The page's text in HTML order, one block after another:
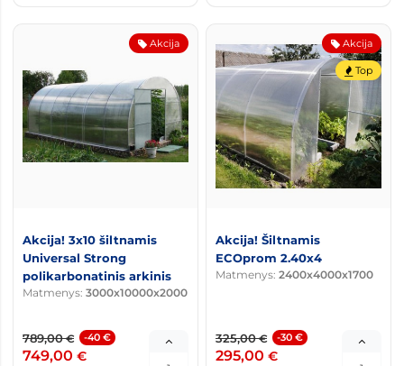
Akcija
Akcija! 3x10 šiltnamis
Universal Strong
polikarbonatinis arkinis
Matmenys: 3000x10000x2000
789,00€ -40 €
749,00 €
Akcija
Top
Akcija! Šiltnamis
ECOprom 2.40x4
Matmenys: 2400x4000x1700
325,00€ -30 €
295,00 €